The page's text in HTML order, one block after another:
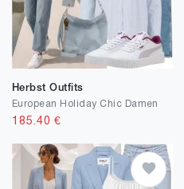
Herbst Outfits
European Holiday Chic Damen
185.40 €